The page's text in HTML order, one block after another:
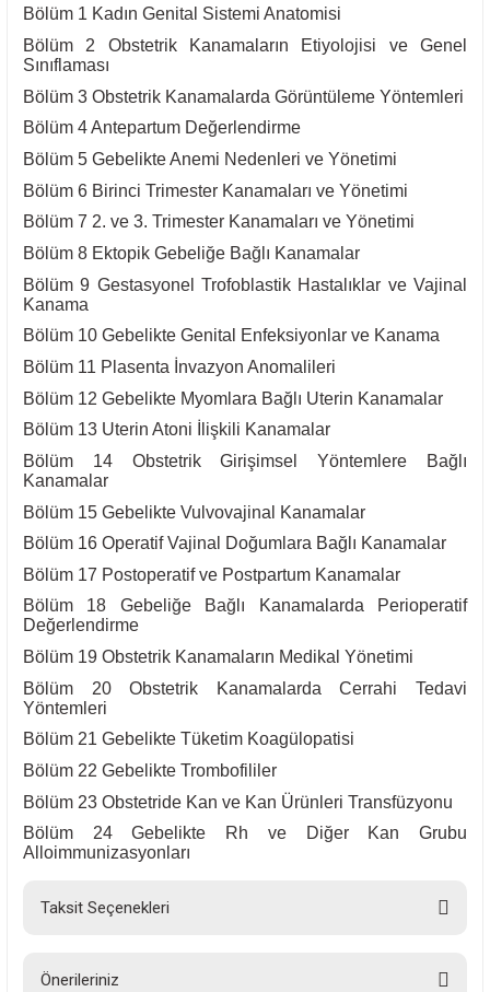
Bölüm 1 Kadın Genital Sistemi Anatomisi
Bölüm 2 Obstetrik Kanamaların Etiyolojisi ve Genel
Sınıflaması
Bölüm 3 Obstetrik Kanamalarda Görüntüleme Yöntemleri
Bölüm 4 Antepartum Değerlendirme
Bölüm 5 Gebelikte Anemi Nedenleri ve Yönetimi
Bölüm 6 Birinci Trimester Kanamaları ve Yönetimi
Bölüm 7 2. ve 3. Trimester Kanamaları ve Yönetimi
Bölüm 8 Ektopik Gebeliğe Bağlı Kanamalar
Bölüm 9 Gestasyonel Trofoblastik Hastalıklar ve Vajinal
Kanama
Bölüm 10 Gebelikte Genital Enfeksiyonlar ve Kanama
Bölüm 11 Plasenta İnvazyon Anomalileri
Bölüm 12 Gebelikte Myomlara Bağlı Uterin Kanamalar
Bölüm 13 Uterin Atoni İlişkili Kanamalar
Bölüm 14 Obstetrik Girişimsel Yöntemlere Bağlı
Kanamalar
Bölüm 15 Gebelikte Vulvovajinal Kanamalar
Bölüm 16 Operatif Vajinal Doğumlara Bağlı Kanamalar
Bölüm 17 Postoperatif ve Postpartum Kanamalar
Bölüm 18 Gebeliğe Bağlı Kanamalarda Perioperatif
Değerlendirme
Bölüm 19 Obstetrik Kanamaların Medikal Yönetimi
Bölüm 20 Obstetrik Kanamalarda Cerrahi Tedavi
Yöntemleri
Bölüm 21 Gebelikte Tüketim Koagülopatisi
Bölüm 22 Gebelikte Trombofililer
Bölüm 23 Obstetride Kan ve Kan Ürünleri Transfüzyonu
Bölüm 24 Gebelikte Rh ve Diğer Kan Grubu
Alloimmunizasyonları
Taksit Seçenekleri
Önerileriniz